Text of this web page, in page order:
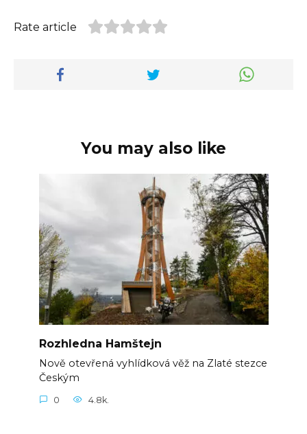
Rate article
You may also like
Rozhledna Hamštejn
Nově otevřená vyhlídková věž na Zlaté stezce
Českým
0 4.8k.